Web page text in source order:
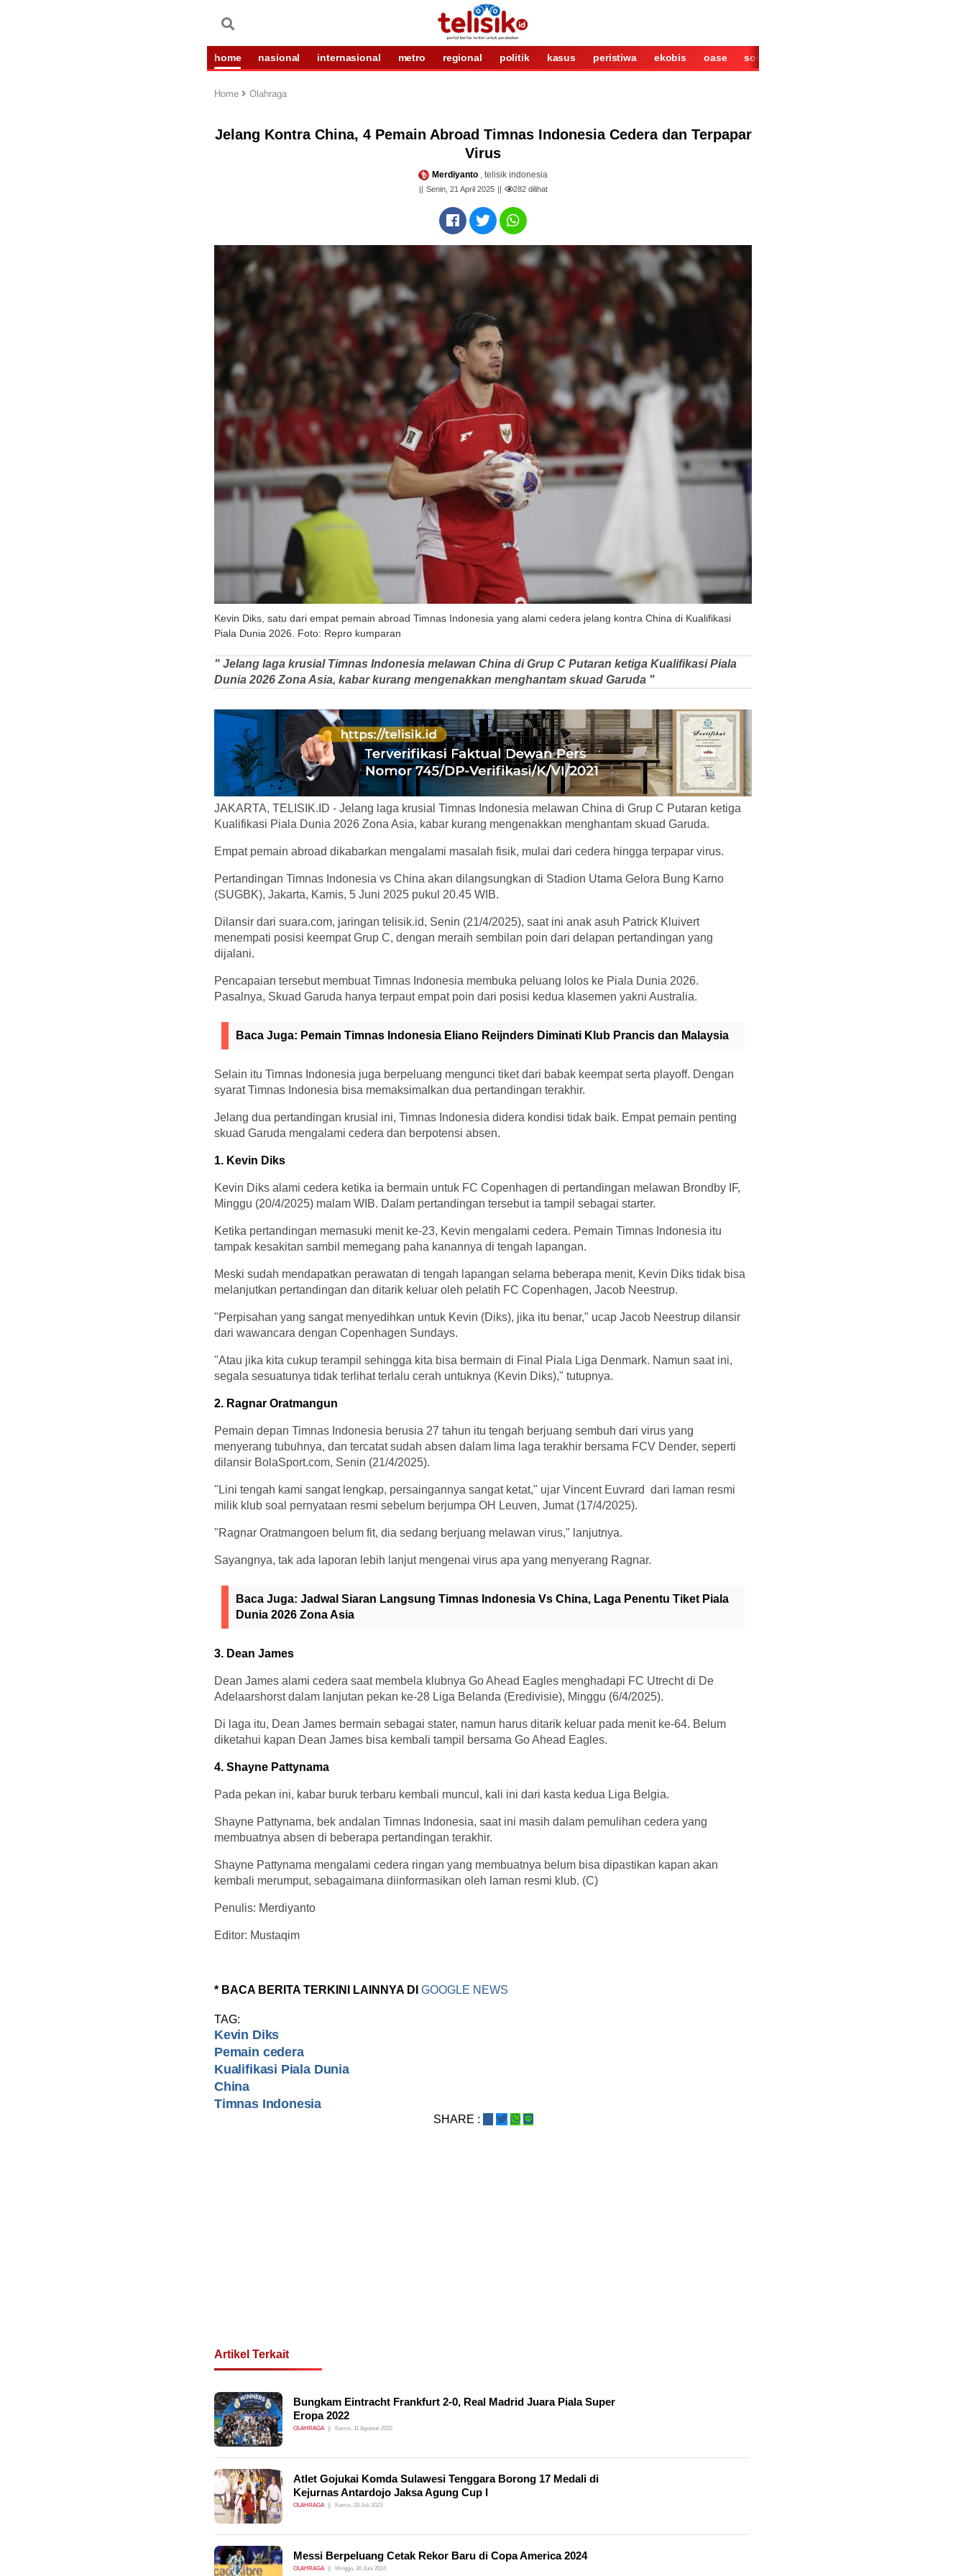
home nasional internasional metro regional politik kasus peristiwa ekobis oase sosok
Home Olahraga
Jelang Kontra China, 4 Pemain Abroad Timnas Indonesia Cedera dan Terpapar
Virus
Merdiyanto , telisik indonesia
Senin, 21 April 2025 282dilihat
Kevin Diks, satu dari empat pemain abroad Timnas Indonesia yang alami cedera jelang kontra China di Kualifikasi
Piala Dunia 2026. Foto: Repro kumparan
" Jelang laga krusial Timnas Indonesia melawan China di Grup C Putaran ketiga Kualifikasi Piala
Dunia 2026 Zona Asia, kabar kurang mengenakkan menghantam skuad Garuda "
JAKARTA, TELISIK.ID - Jelang laga krusial Timnas Indonesia melawan China di Grup C Putaran ketiga
Kualifikasi Piala Dunia 2026 Zona Asia, kabar kurang mengenakkan menghantam skuad Garuda.
Empat pemain abroad dikabarkan mengalami masalah fisik, mulai dari cedera hingga terpapar virus.
Pertandingan Timnas Indonesia vs China akan dilangsungkan di Stadion Utama Gelora Bung Karno
(SUGBK), Jakarta, Kamis, 5 Juni 2025 pukul 20.45 WIB.
Dilansir dari suara.com, jaringan telisik.id, Senin (21/4/2025), saat ini anak asuh Patrick Kluivert
menempati posisi keempat Grup C, dengan meraih sembilan poin dari delapan pertandingan yang
dijalani.
Pencapaian tersebut membuat Timnas Indonesia membuka peluang lolos ke Piala Dunia 2026.
Pasalnya, Skuad Garuda hanya terpaut empat poin dari posisi kedua klasemen yakni Australia.
Baca Juga: Pemain Timnas Indonesia Eliano Reijnders Diminati Klub Prancis dan Malaysia
Selain itu Timnas Indonesia juga berpeluang mengunci tiket dari babak keempat serta playoff. Dengan
syarat Timnas Indonesia bisa memaksimalkan dua pertandingan terakhir.
Jelang dua pertandingan krusial ini, Timnas Indonesia didera kondisi tidak baik. Empat pemain penting
skuad Garuda mengalami cedera dan berpotensi absen.
1. Kevin Diks
Kevin Diks alami cedera ketika ia bermain untuk FC Copenhagen di pertandingan melawan Brondby IF,
Minggu (20/4/2025) malam WIB. Dalam pertandingan tersebut ia tampil sebagai starter.
Ketika pertandingan memasuki menit ke-23, Kevin mengalami cedera. Pemain Timnas Indonesia itu
tampak kesakitan sambil memegang paha kanannya di tengah lapangan.
Meski sudah mendapatkan perawatan di tengah lapangan selama beberapa menit, Kevin Diks tidak bisa
melanjutkan pertandingan dan ditarik keluar oleh pelatih FC Copenhagen, Jacob Neestrup.
"Perpisahan yang sangat menyedihkan untuk Kevin (Diks), jika itu benar," ucap Jacob Neestrup dilansir
dari wawancara dengan Copenhagen Sundays.
"Atau jika kita cukup terampil sehingga kita bisa bermain di Final Piala Liga Denmark. Namun saat ini,
segala sesuatunya tidak terlihat terlalu cerah untuknya (Kevin Diks)," tutupnya.
2. Ragnar Oratmangun
Pemain depan Timnas Indonesia berusia 27 tahun itu tengah berjuang sembuh dari virus yang
menyerang tubuhnya, dan tercatat sudah absen dalam lima laga terakhir bersama FCV Dender, seperti
dilansir BolaSport.com, Senin (21/4/2025).
"Lini tengah kami sangat lengkap, persaingannya sangat ketat," ujar Vincent Euvrard dari laman resmi
milik klub soal pernyataan resmi sebelum berjumpa OH Leuven, Jumat (17/4/2025).
"Ragnar Oratmangoen belum fit, dia sedang berjuang melawan virus," lanjutnya.
Sayangnya, tak ada laporan lebih lanjut mengenai virus apa yang menyerang Ragnar.
Baca Juga: Jadwal Siaran Langsung Timnas Indonesia Vs China, Laga Penentu Tiket Piala
Dunia 2026 Zona Asia
3. Dean James
Dean James alami cedera saat membela klubnya Go Ahead Eagles menghadapi FC Utrecht di De
Adelaarshorst dalam lanjutan pekan ke-28 Liga Belanda (Eredivisie), Minggu (6/4/2025).
Di laga itu, Dean James bermain sebagai stater, namun harus ditarik keluar pada menit ke-64. Belum
diketahui kapan Dean James bisa kembali tampil bersama Go Ahead Eagles.
4. Shayne Pattynama
Pada pekan ini, kabar buruk terbaru kembali muncul, kali ini dari kasta kedua Liga Belgia.
Shayne Pattynama, bek andalan Timnas Indonesia, saat ini masih dalam pemulihan cedera yang
membuatnya absen di beberapa pertandingan terakhir.
Shayne Pattynama mengalami cedera ringan yang membuatnya belum bisa dipastikan kapan akan
kembali merumput, sebagaimana diinformasikan oleh laman resmi klub. (C)
Penulis: Merdiyanto
Editor: Mustaqim
* BACA BERITA TERKINI LAINNYA DI GOOGLE NEWS
TAG:
Kevin Diks
Pemain cedera
Kualifikasi Piala Dunia
China
Timnas Indonesia
SHARE :
Artikel Terkait
Bungkam Eintracht Frankfurt 2-0, Real Madrid Juara Piala Super
Eropa 2022
OLAHRAGA Kamis, 11 Agustus 2022
Atlet Gojukai Komda Sulawesi Tenggara Borong 17 Medali di
Kejurnas Antardojo Jaksa Agung Cup I
OLAHRAGA Kamis, 20 Juli 2023
Messi Berpeluang Cetak Rekor Baru di Copa America 2024
OLAHRAGA Minggu, 30 Juni 2024